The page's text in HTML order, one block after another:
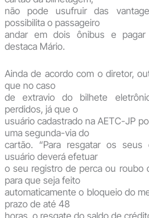
não pode usufruir das
possibilita o passageiro
andar em dois ônibus e pagar
destaca Mário.
Ainda de acordo com o diretor,
que no caso
de extravio do bilhete
perdidos, já que o
usuário cadastrado na AETC-JP
uma segunda-via do
cartão. “Para resgatar os seus
usuário deverá efetuar
o seu registro de perca ou roubo
para que seja feito
automaticamente o bloqueio do
prazo de até 48
horas, o resgate do saldo de